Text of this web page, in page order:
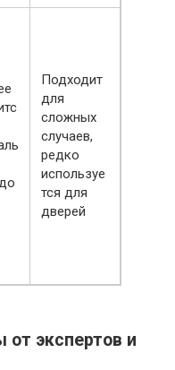
Подходит
для
сложных
случаев,
редко
используе
тся для
дверей
экспертов и